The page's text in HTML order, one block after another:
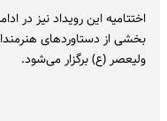
اختتامیه این رویداد نیز در
بخشی از دستاوردهای
ولیعصر (ع) برگزار می‌شود.